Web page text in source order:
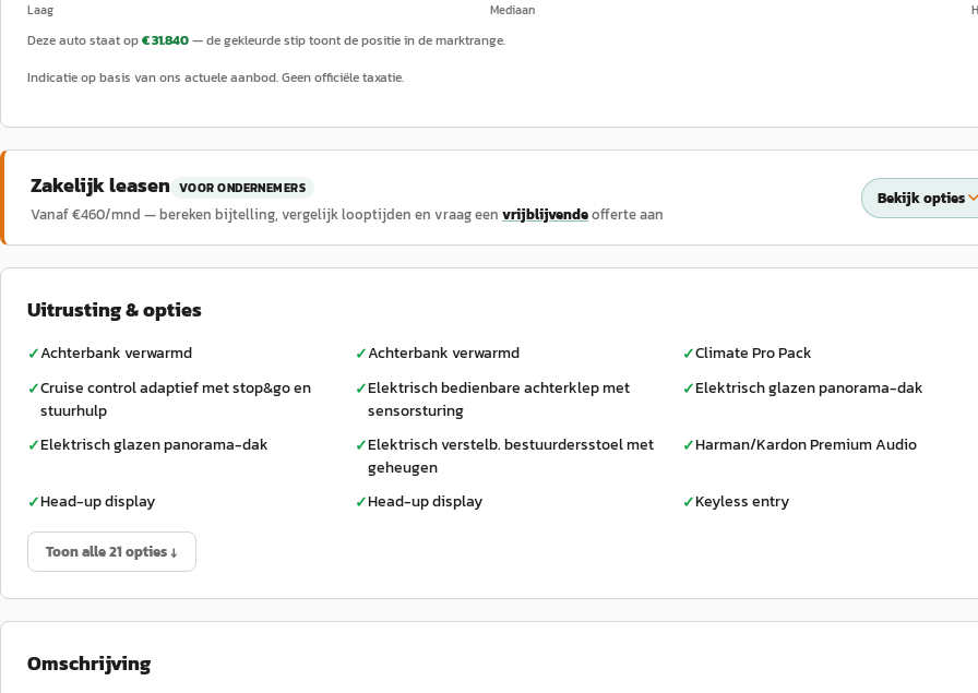
Laag Mediaan
Deze auto staat op€ 31.840— de gekleurde stip toont de positie in de marktrange.
Indicatie op basis van ons actuele aanbod. Geen officiële taxatie.
Zakelijk leasen VOOR ONDERNEMERS
Vanaf €460/mnd — bereken bijtelling, vergelijk looptijden en vraag een vrijblijvendeofferte aan
Bekijk opties
Uitrusting & opties
✓Achterbank verwarmd ✓Achterbank verwarmd ✓Climate Pro Pack
✓Cruise control adaptief met stop&go en
stuurhulp
✓Elektrisch bedienbare achterklep met
sensorsturing
✓Elektrisch glazen panorama-dak
✓Elektrisch glazen panorama-dak ✓Elektrisch verstelb. bestuurdersstoel met
geheugen
✓Harman/Kardon Premium Audio
✓Head-up display ✓Head-up display ✓Keyless entry
Toon alle 21 opties ↓
Omschrijving